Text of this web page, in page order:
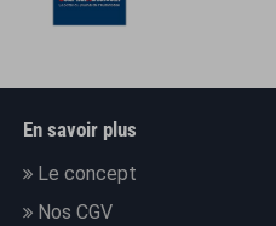
En savoir plus
Le concept
Nos CGV